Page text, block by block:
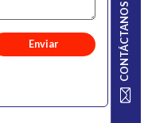
Enviar CONTÁCTANOS